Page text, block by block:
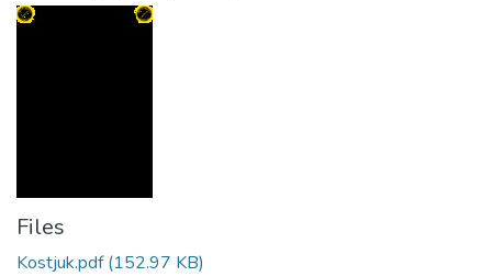
Files
Kostjuk.pdf(152.97 KB)